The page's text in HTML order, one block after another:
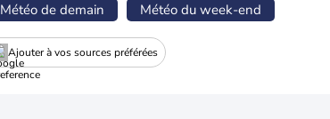
Météo de demain Météo du week-end
Ajouter à vos sources préférées